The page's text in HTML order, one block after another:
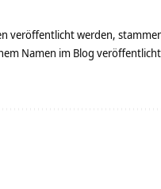
veröffentlicht werden,
Namen im Blog